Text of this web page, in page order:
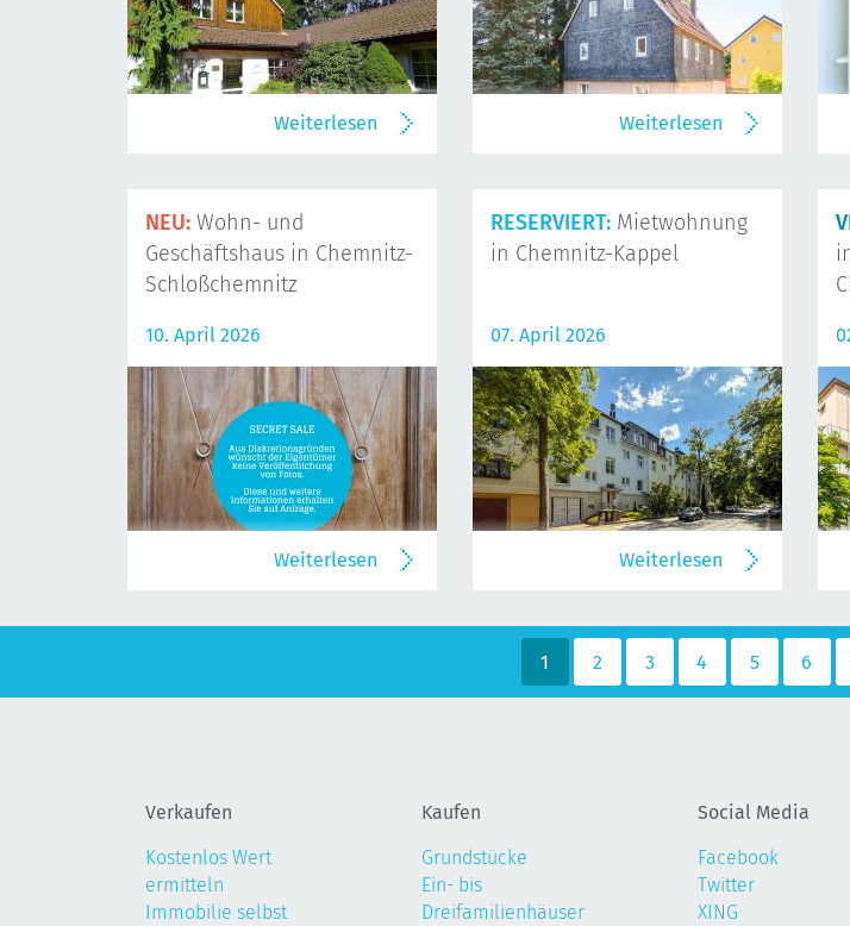
Weiterlesen Weiterlesen
NEU: Wohn- und
Geschäftshaus in Chemnitz-
Schloßchemnitz
10. April 2026
Weiterlesen
RESERVIERT: Mietwohnung
in Chemnitz-Kappel
07. April 2026
Weiterlesen
1 2 3 4 5 6
Verkaufen
Kostenlos Wert
ermitteln
Immobilie selbst
Kaufen
Grundstücke
Ein- bis
Dreifamilienhäuser
Social Media
Facebook
Twitter
XING